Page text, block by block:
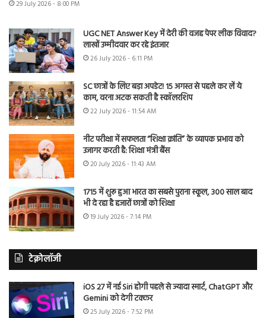
29 July 2026 - 8:00 PM
UGC NET Answer Key में देरी की वजह पेपर लीक विवाद?
लाखों उम्मीदवार कर रहे इंतजार
26 July 2026 - 6:11 PM
SC छात्रों के लिए बड़ा अपडेट! 15 अगस्त से पहले कर लें ये
काम, वरना अटक सकती है स्कॉलरशिप
22 July 2026 - 11:54 AM
नीट परीक्षा में सफलता “शिक्षा क्रांति” के व्यापक प्रभाव को
उजागर करती है: शिक्षा मंत्री बैंस
20 July 2026 - 11:43 AM
1715 में शुरू हुआ भारत का सबसे पुराना स्कूल, 300 साल बाद
भी दे रहा है हजारों छात्रों को शिक्षा
19 July 2026 - 7:14 PM
टेक्नोलॉजी
iOS 27 में नई Siri होगी पहले से ज्यादा स्मार्ट, ChatGPT और
Gemini को देगी टक्कर
25 July 2026 - 7:52 PM